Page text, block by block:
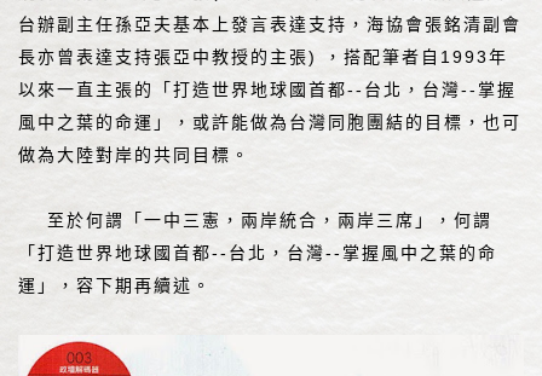
台辦副主任孫亞夫基本上發言表達支持，海協會張銘清副會
長亦曾表達支持張亞中教授的主張) ，搭配筆者自1993年
以來一直主張的「打造世界地球國首都--台北，台灣--掌握
風中之葉的命運」，或許能做為台灣同胞團結的目標，也可
做為大陸對岸的共同目標。
至於何謂「一中三憲，兩岸統合，兩岸三席」，何謂
「打造世界地球國首都--台北，台灣--掌握風中之葉的命
運」，容下期再續述。